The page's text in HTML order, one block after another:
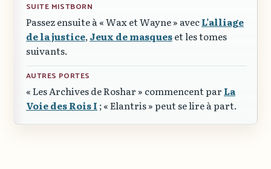
SUITE MISTBORN
Passez ensuite à« Wax et Wayne » avecL’alliage
de la justice,Jeux de masqueset les tomes
suivants.
AUTRES PORTES
« Les Archives de Roshar » commencent par La
Voie des Rois I ;« Elantris »peut se lire à part.